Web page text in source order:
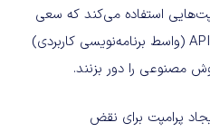
استفاده می‌کند که سعی
دارند با ارسال درخواست‌ها به یک API (واسط برنامه‌نویسی کاربردی)
مصنوعی را دور بزنند.
پرامپت برای نقض